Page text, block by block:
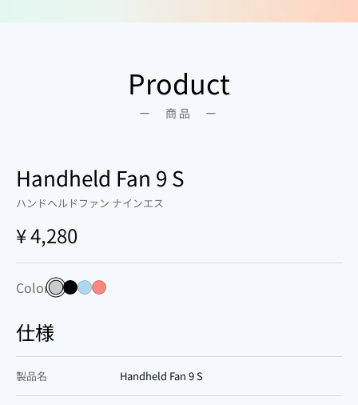
Product
ー 商品 ー
Handheld Fan 9 S
ハンドヘルドファン ナインエス
¥ 4,280
Color ホワイトグレー
ブラック
スカイブルー
ピンク
仕様
製品名 Handheld Fan 9 S